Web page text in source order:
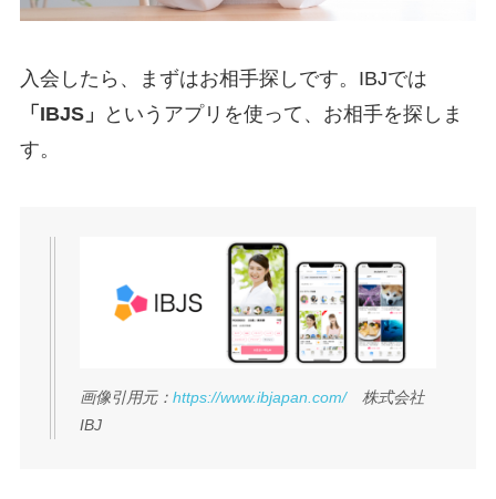
入会したら、まずはお相手探しです。IBJでは
「IBJS」
というアプリを使って、お相手を探しま
す。
画像引用元： https://www.ibjapan.com/株式会社
IBJ